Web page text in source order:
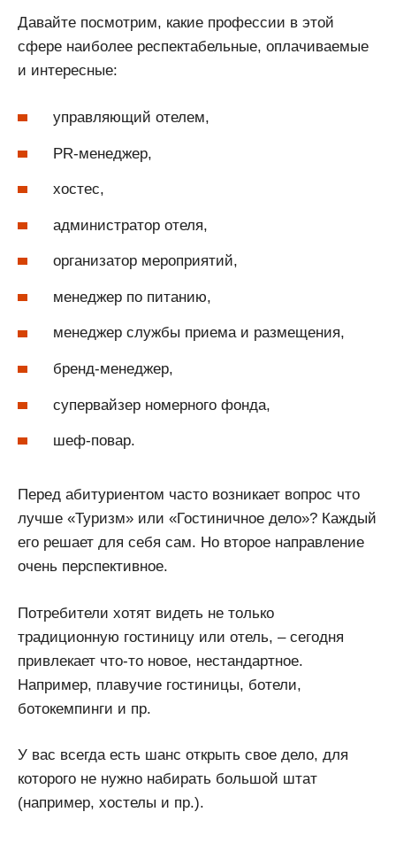
Давайте посмотрим, какие профессии в этой
сфере наиболее респектабельные, оплачиваемые
и интересные:
управляющий отелем,
PR-менеджер,
хостес,
администратор отеля,
организатор мероприятий,
менеджер по питанию,
менеджер службы приема и размещения,
бренд-менеджер,
супервайзер номерного фонда,
шеф-повар.
Перед абитуриентом часто возникает вопрос что
лучше «Туризм» или «Гостиничное дело»? Каждый
его решает для себя сам. Но второе направление
очень перспективное.
Потребители хотят видеть не только
традиционную гостиницу или отель, – сегодня
привлекает что-то новое, нестандартное.
Например, плавучие гостиницы, ботели,
ботокемпинги и пр.
У вас всегда есть шанс открыть свое дело, для
которого не нужно набирать большой штат
(например, хостелы и пр.).